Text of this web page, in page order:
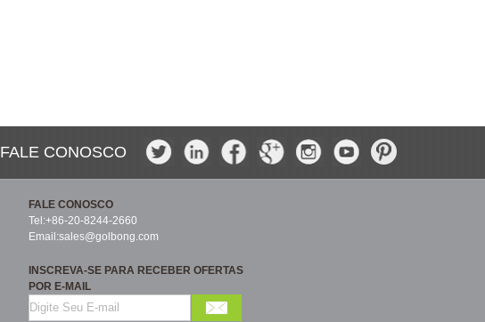
FALE CONOSCO
FALE CONOSCO
Tel:+86-20-8244-2660
Email:sales@golbong.com
INSCREVA-SE PARA RECEBER OFERTAS
POR E-MAIL